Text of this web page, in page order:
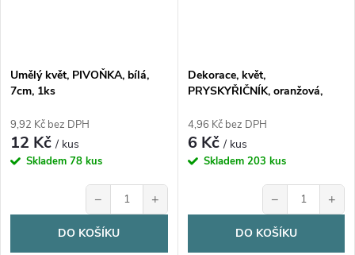
Umělý květ, PIVOŇKA, bílá,
7cm, 1ks
9,92 Kč bez DPH
12 Kč/ kus
Skladem 78 kus
− +
DO KOŠÍKU
Dekorace, květ,
PRYSKYŘIČNÍK, oranžová,
4,96 Kč bez DPH
6 Kč/ kus
Skladem 203 kus
− +
DO KOŠÍKU